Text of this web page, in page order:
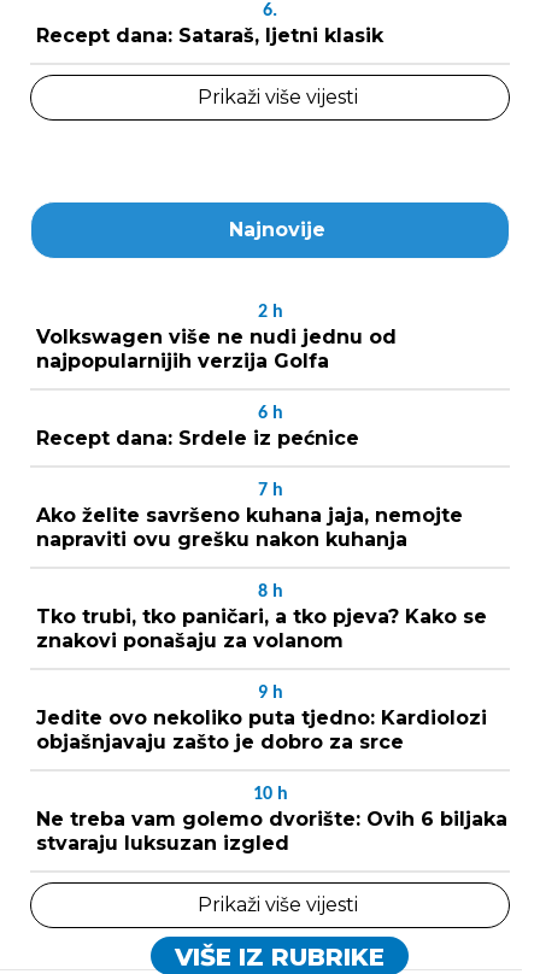
6.
Recept dana: Sataraš, ljetni klasik
Prikaži više vijesti
Najnovije
2 h
Volkswagen više ne nudi jednu od
najpopularnijih verzija Golfa
6 h
Recept dana: Srdele iz pećnice
7 h
Ako želite savršeno kuhana jaja, nemojte
napraviti ovu grešku nakon kuhanja
8 h
Tko trubi, tko paničari, a tko pjeva? Kako se
znakovi ponašaju za volanom
9 h
Jedite ovo nekoliko puta tjedno: Kardiolozi
objašnjavaju zašto je dobro za srce
10 h
Ne treba vam golemo dvorište: Ovih 6 biljaka
stvaraju luksuzan izgled
Prikaži više vijesti
VIŠE IZ RUBRIKE